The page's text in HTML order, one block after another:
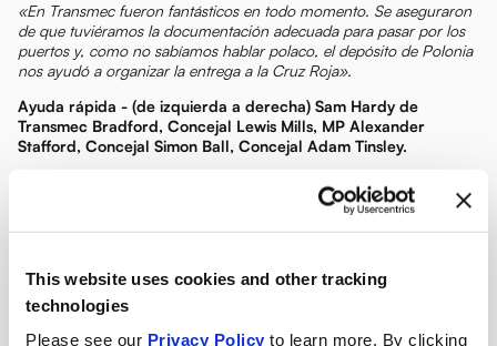
This website uses cookies and other tracking
technologies
Please see our Privacy Policy to learn more. By clicking
«En Transmec fueron fantásticos en todo momento. Se aseguraron
de que tuviéramos la documentación adecuada para pasar por los
puertos y, como no sabíamos hablar polaco, el depósito de Polonia
nos ayudó a organizar la entrega a la Cruz Roja».
Ayuda rápida - (de izquierda a derecha) Sam Hardy de
Transmec Bradford, Concejal Lewis Mills, MP Alexander
Stafford, Concejal Simon Ball, Concejal Adam Tinsley.